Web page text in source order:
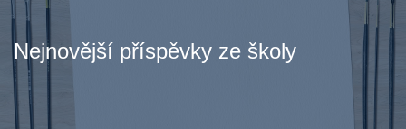
Nejnovější příspěvky ze školy